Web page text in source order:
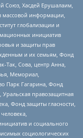
Союз, Хасдей Ерушалаим,
массовой информации,
глобализации и
инициатив
и защиты прав
и их семьям, Фонд
Так, Сова, центр Анна,
Мемориал,
Парк Гагарина, Фонд
правозащитная
Фонд защиты гласности,
и социального
социологических